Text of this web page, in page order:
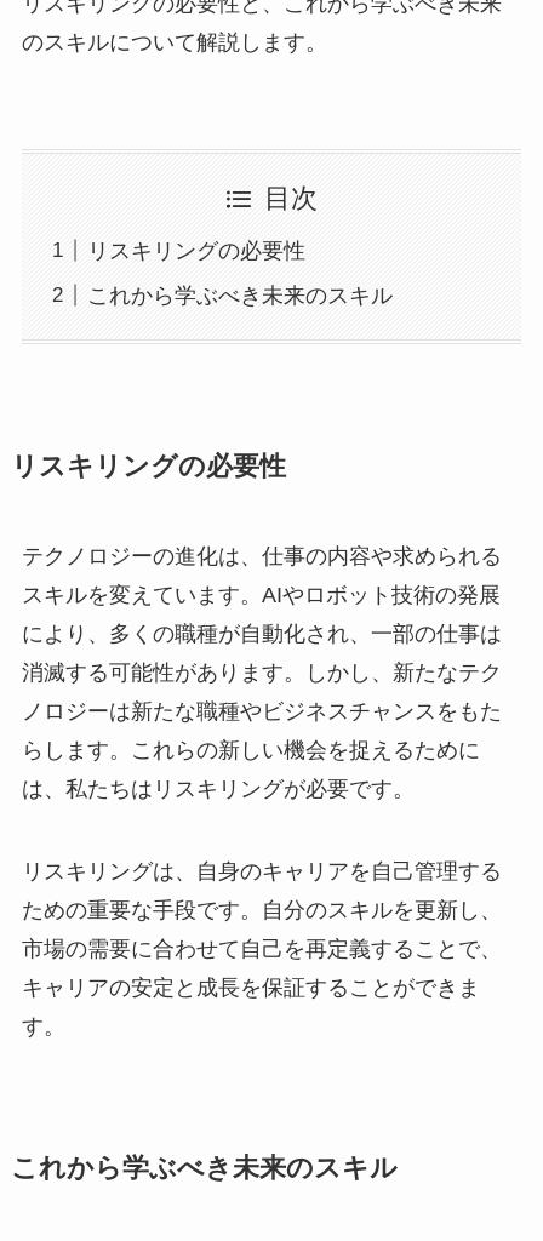
のスキルについて解説します。
目次
リスキリングの必要性
これから学ぶべき未来のスキル
リスキリングの必要性
テクノロジーの進化は、仕事の内容や求められる
スキルを変えています。AIやロボット技術の発展
により、多くの職種が自動化され、一部の仕事は
消滅する可能性があります。しかし、新たなテク
ノロジーは新たな職種やビジネスチャンスをもた
らします。これらの新しい機会を捉えるために
は、私たちはリスキリングが必要です。
リスキリングは、自身のキャリアを自己管理する
ための重要な手段です。自分のスキルを更新し、
市場の需要に合わせて自己を再定義することで、
キャリアの安定と成長を保証することができま
す。
これから学ぶべき未来のスキル